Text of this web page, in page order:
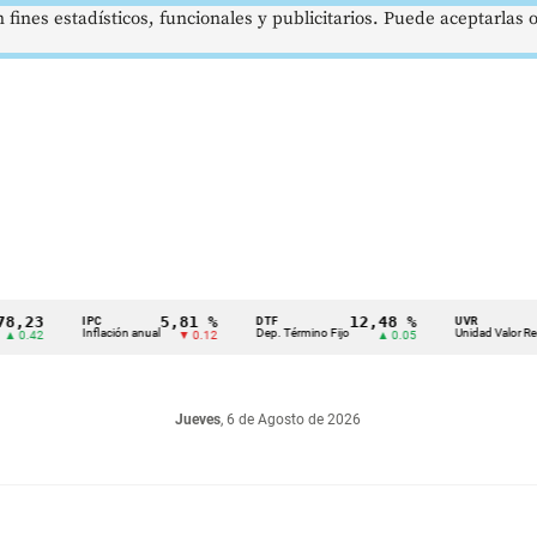
IPC
Inflación anual
5,81 %
▼ 0.12
DTF
Dep. Término Fijo
12,48 %
▲ 0.05
UVR
Unidad Valor Real
Jueves, 6 de Agosto de 2026
estadísticos, funcionales y publicitarios. Puede aceptarlas